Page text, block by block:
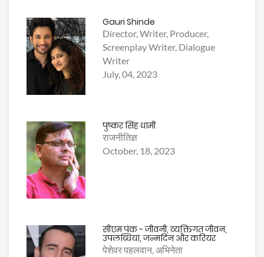
Gauri Shinde
Director, Writer, Producer,
Screenplay Writer, Dialogue
Writer
July, 04, 2023
पुष्कर सिंह धामी
राजनीतिज्ञ
October, 18, 2023
सीएम पंक - जीवनी, व्यक्तिगत जीवन,
उपलब्धियां, जन्मदिन और करियर
पेशेवर पहलवान, अभिनेता